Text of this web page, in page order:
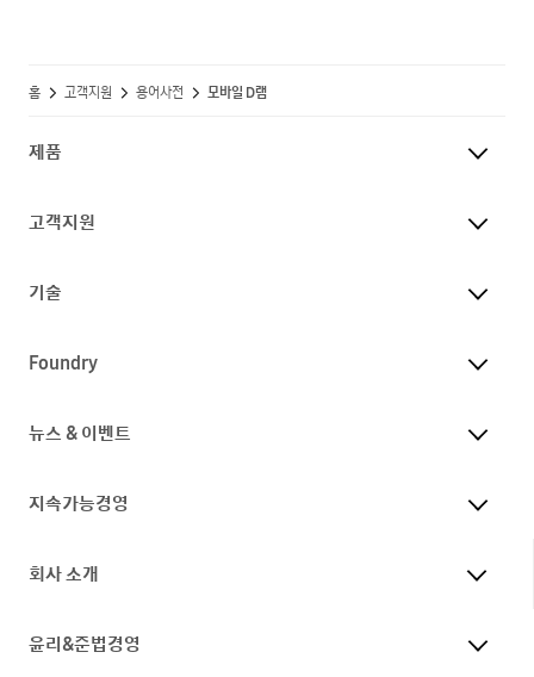
홈 고객지원 용어사전 모바일 D램
제품
고객지원
기술
Foundry
뉴스 & 이벤트
지속가능경영
회사 소개
윤리&준법경영